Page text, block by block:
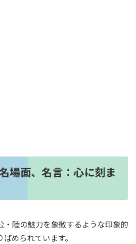
場面、名言：心に刻ま
・陸の魅力を象徴するような印象的
められています。